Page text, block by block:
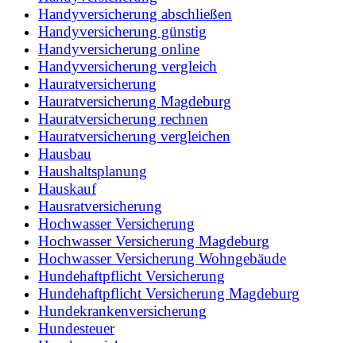
Handyversicherung abschließen
Handyversicherung günstig
Handyversicherung online
Handyversicherung vergleich
Hauratversicherung
Hauratversicherung Magdeburg
Hauratversicherung rechnen
Hauratversicherung vergleichen
Hausbau
Haushaltsplanung
Hauskauf
Hausratversicherung
Hochwasser Versicherung
Hochwasser Versicherung Magdeburg
Hochwasser Versicherung Wohngebäude
Hundehaftpflicht Versicherung
Hundehaftpflicht Versicherung Magdeburg
Hundekrankenversicherung
Hundesteuer